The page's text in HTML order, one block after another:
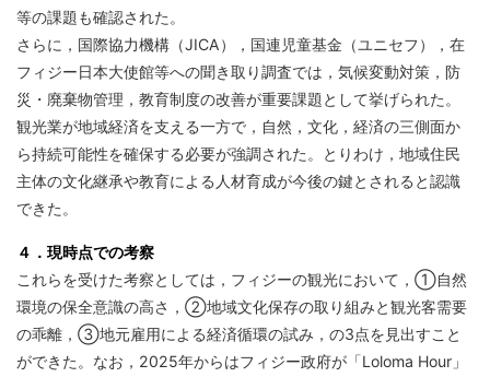
等の課題も確認された。
さらに，国際協力機構（JICA），国連児童基金（ユニセフ），在
フィジー日本大使館等への聞き取り調査では，気候変動対策，防
災・廃棄物管理，教育制度の改善が重要課題として挙げられた。
観光業が地域経済を支える一方で，自然，文化，経済の三側面か
ら持続可能性を確保する必要が強調された。とりわけ，地域住民
主体の文化継承や教育による人材育成が今後の鍵とされると認識
できた。
４．現時点での考察
これらを受けた考察としては，フィジーの観光において，①自然
環境の保全意識の高さ，②地域文化保存の取り組みと観光客需要
の乖離，③地元雇用による経済循環の試み，の3点を見出すこと
ができた。なお，2025年からはフィジー政府が「Loloma Hour」